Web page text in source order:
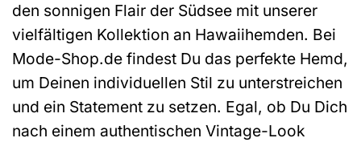
den sonnigen Flair der Südsee mit unserer
vielfältigen Kollektion an Hawaiihemden. Bei
Mode-Shop.de findest Du das perfekte Hemd,
um Deinen individuellen Stil zu unterstreichen
und ein Statement zu setzen. Egal, ob Du Dich
nach einem authentischen Vintage-Look